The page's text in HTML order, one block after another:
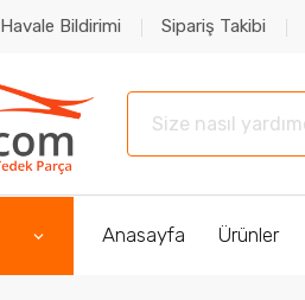
Havale Bildirimi Sipariş Takibi
Anasayfa Ürünler